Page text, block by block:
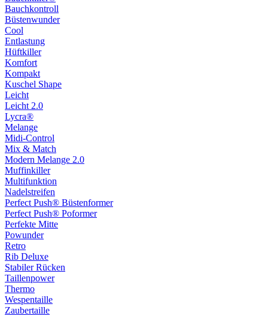
Bauchkontroll
Büstenwunder
Cool
Entlastung
Hüftkiller
Komfort
Kompakt
Kuschel Shape
Leicht
Leicht 2.0
Lycra®
Melange
Midi-Control
Mix & Match
Modern Melange 2.0
Muffinkiller
Multifunktion
Nadelstreifen
Perfect Push® Büstenformer
Perfect Push® Poformer
Perfekte Mitte
Powunder
Retro
Rib Deluxe
Stabiler Rücken
Taillenpower
Thermo
Wespentaille
Zaubertaille